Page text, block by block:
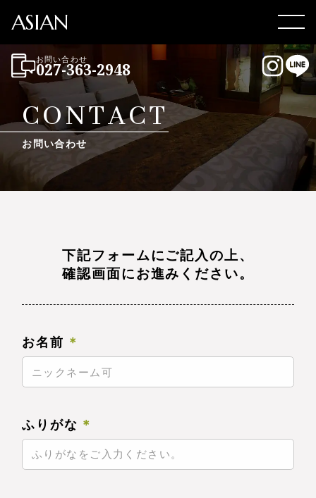
ASIAN
お問い合わせ
027-363-2948
CONTACT
お問い合わせ
下記フォームにご記入の上、
確認画面にお進みください。
お名前 ＊
ふりがな ＊